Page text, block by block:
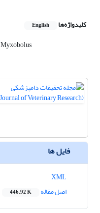
کلیدواژه‌ها English
Myxobolus
فایل ها
اصل مقاله
446.92 K